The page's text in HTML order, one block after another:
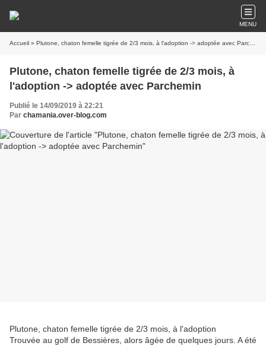
MENU
Accueil » Plutone, chaton femelle tigrée de 2/3 mois, à l'adoption -> adoptée avec Parchemin
Plutone, chaton femelle tigrée de 2/3 mois, à
l'adoption -> adoptée avec Parchemin
Publié le 14/09/2019 à 22:21
Par chamania.over-blog.com
Plutone, chaton femelle tigrée de 2/3 mois, à l'adoption
Trouvée au golf de Bessières, alors âgée de quelques jours. A été